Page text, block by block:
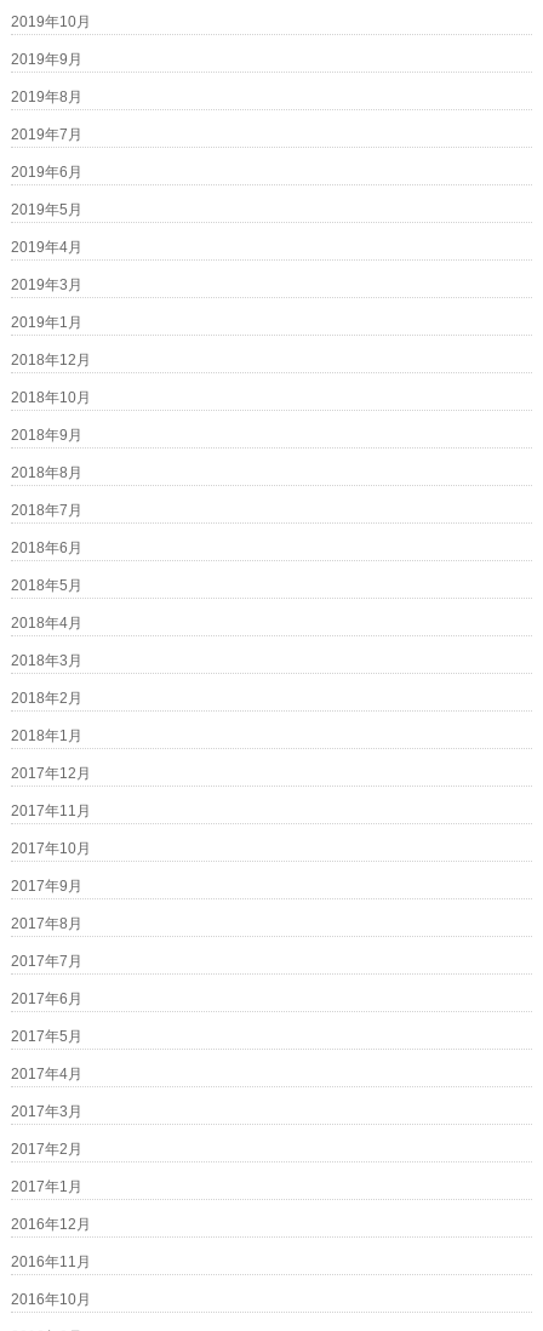
2019年10月
2019年9月
2019年8月
2019年7月
2019年6月
2019年5月
2019年4月
2019年3月
2019年1月
2018年12月
2018年10月
2018年9月
2018年8月
2018年7月
2018年6月
2018年5月
2018年4月
2018年3月
2018年2月
2018年1月
2017年12月
2017年11月
2017年10月
2017年9月
2017年8月
2017年7月
2017年6月
2017年5月
2017年4月
2017年3月
2017年2月
2017年1月
2016年12月
2016年11月
2016年10月